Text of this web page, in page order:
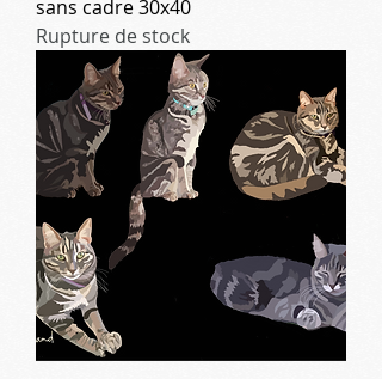
sans cadre 30x40
Rupture de stock